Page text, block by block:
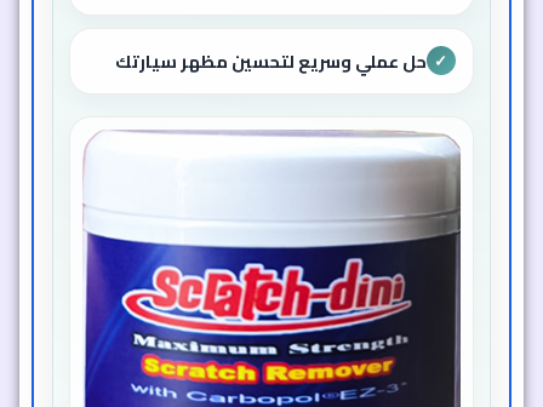
✓ حل عملي وسريع لتحسين مظهر سيارتك